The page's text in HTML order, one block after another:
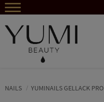
NAILS YUMINAILS GELLACK PRO